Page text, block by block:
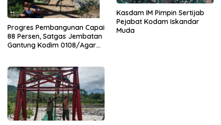
Progres Pembangunan Capai
88 Persen, Satgas Jembatan
Gantung Kodim 0108/Agara
Kasdam IM Pimpin Sertijab
Pejabat Kodam Iskandar
Muda